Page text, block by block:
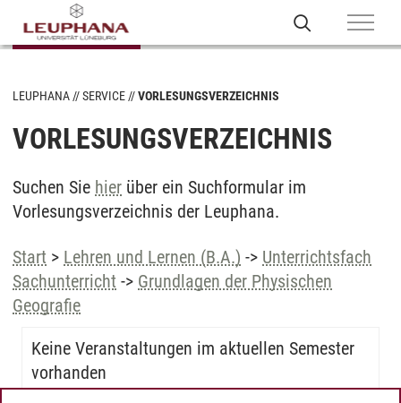
LEUPHANA SERVICE VORLESUNGSVERZEICHNIS
VORLESUNGSVERZEICHNIS
Suchen Sie hier über ein Suchformular im
Vorlesungsverzeichnis der Leuphana.
Start > Lehren und Lernen (B.A.) -> Unterrichtsfach
Sachunterricht -> Grundlagen der Physischen
Geografie
Keine Veranstaltungen im aktuellen Semester
vorhanden